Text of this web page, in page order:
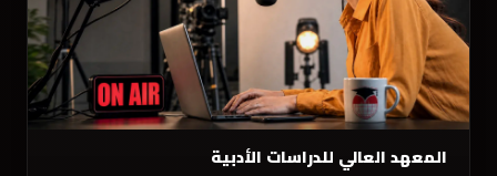
المعهد العالي للدراسات الأدبية